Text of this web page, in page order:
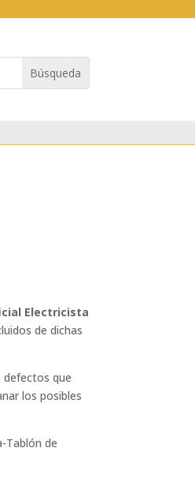
Electricista
de dichas
defectos que
los posibles
Tablón de